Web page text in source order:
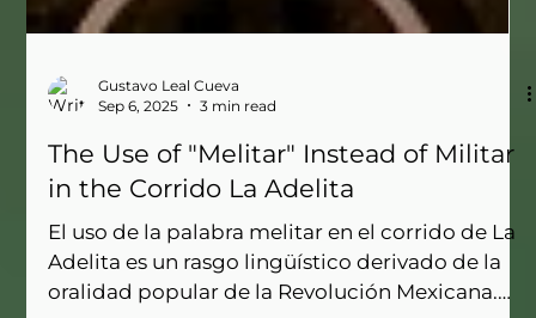
Gustavo Leal Cueva
Sep 6, 2025
The Use of "Melitar" Instead of Militar